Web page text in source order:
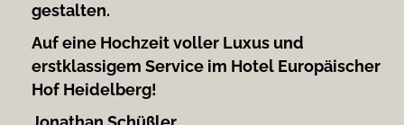
gestalten.
Auf eine Hochzeit voller Luxus und
erstklassigem Service im Hotel Europäischer
Hof Heidelberg!